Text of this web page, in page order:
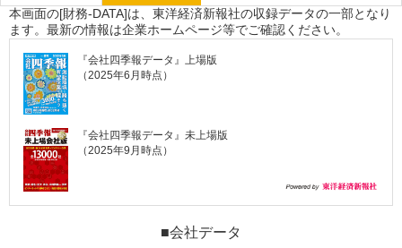
本画面の[財務-DATA]は、東洋経済新報社の収録データの一部となり
ます。最新の情報は企業ホームページ等でご確認ください。
『会社四季報データ』上場版
（2025年6月時点）
『会社四季報データ』未上場版
（2025年9月時点）
■会社データ